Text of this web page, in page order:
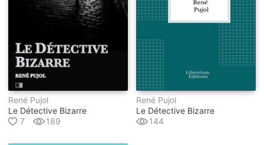
René Pujol
Le Détective Bizarre
7
189
René Pujol
Le Détective Bizarre
144